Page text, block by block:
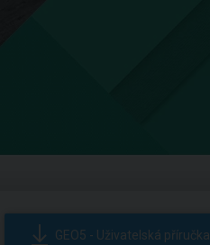
GEO5 - Uživatelská příručka